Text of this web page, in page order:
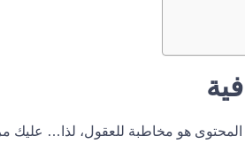
المحتوى هو مخاطبة للعقول، لذا… عليك